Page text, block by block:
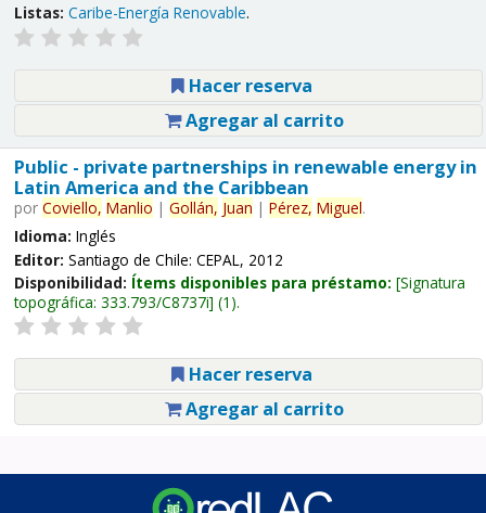
Listas: Caribe-Energía Renovable.
Hacer reserva
Agregar al carrito
Public - private partnerships in renewable energy in
Latin America and the Caribbean
por Coviello, Manlio | Gollán, Juan | Pérez, Miguel.
Idioma: Inglés
Editor: Santiago de Chile: CEPAL, 2012
Disponibilidad: Ítems disponibles para préstamo: Signatura
topográfica: 333.793/C8737i (1).
Hacer reserva
Agregar al carrito